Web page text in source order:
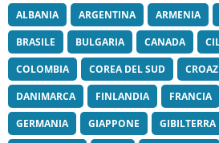
ALBANIA ARGENTINA ARMENIA
BRASILE
BULGARIA CANADA
COLOMBIA
COREA DEL SUD
DANIMARCA
FINLANDIA FRANCIA
GERMANIA
GIAPPONE GIBILTERRA